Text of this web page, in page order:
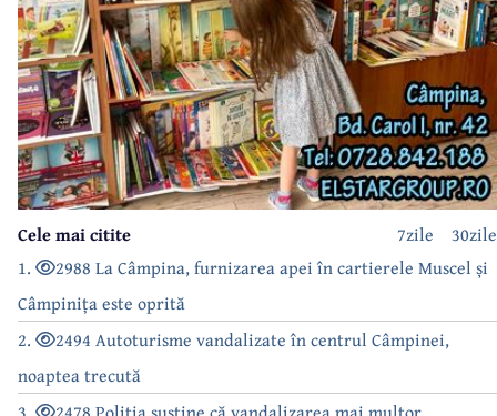
30zile
7zile
Cele mai citite
1.
2988 La Câmpina, furnizarea apei în cartierele Muscel și
Câmpinița este oprită
2.
2494 Autoturisme vandalizate în centrul Câmpinei,
noaptea trecută